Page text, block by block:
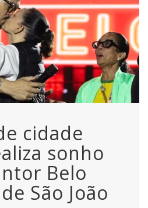
cidade
sonho
Belo
São João